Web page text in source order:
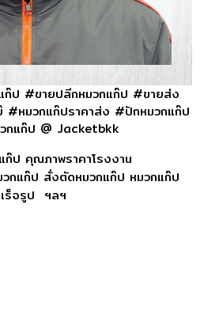
ก๊ป #ขายปลีกหมวกแก๊ป #ขายส่ง
#หมวกแก๊ปราคาส่ง #ปักหมวกแก๊ป
กแก๊ป @ Jacketbkk
ก๊ป คุณภาพราคาโรงงาน
วกแก๊ป สั่งตัดหมวกแก๊ป หมวกแก๊ป
ร็จรูป ฯลฯ